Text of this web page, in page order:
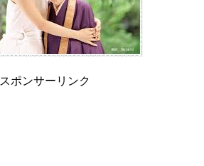
スポンサーリンク